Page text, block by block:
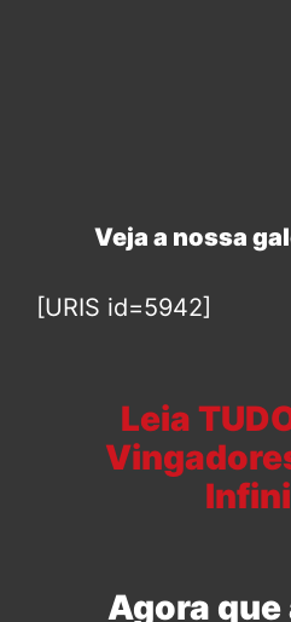
Veja a nossa
[URIS id=5942]
Leia
Agora